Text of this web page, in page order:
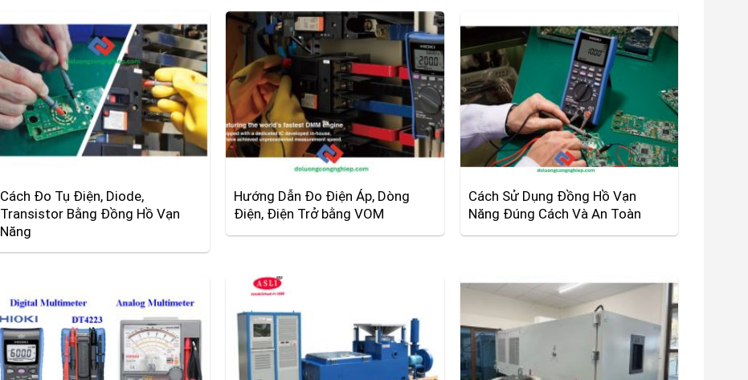
Cách Đo Tụ Điện, Diode,
Transistor Bằng Đồng Hồ Vạn
Năng
Hướng Dẫn Đo Điện Áp, Dòng
Điện, Điện Trở bằng VOM
Cách Sử Dụng Đồng Hồ Vạn
Năng Đúng Cách Và An Toàn